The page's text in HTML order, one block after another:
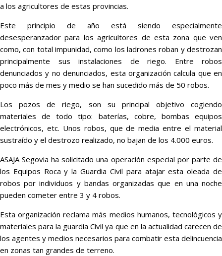
a los agricultores de estas provincias.
Este principio de año está siendo especialmente
desesperanzador para los agricultores de esta zona que ven
como, con total impunidad, como los ladrones roban y destrozan
principalmente sus instalaciones de riego. Entre robos
denunciados y no denunciados, esta organización calcula que en
poco más de mes y medio se han sucedido más de 50 robos.
Los pozos de riego, son su principal objetivo cogiendo
materiales de todo tipo: baterías, cobre, bombas equipos
electrónicos, etc. Unos robos, que de media entre el material
sustraído y el destrozo realizado, no bajan de los 4.000 euros.
ASAJA Segovia ha solicitado una operación especial por parte de
los Equipos Roca y la Guardia Civil para atajar esta oleada de
robos por individuos y bandas organizadas que en una noche
pueden cometer entre 3 y 4 robos.
Esta organización reclama más medios humanos, tecnológicos y
materiales para la guardia Civil ya que en la actualidad carecen de
los agentes y medios necesarios para combatir esta delincuencia
en zonas tan grandes de terreno.